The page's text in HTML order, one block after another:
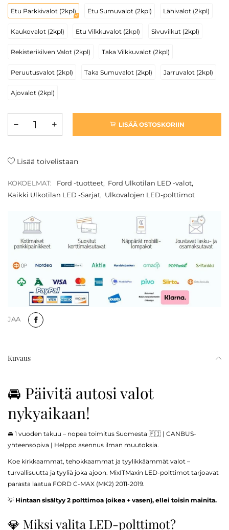
Etu Parkkivalot (2kpl) Etu Sumuvalot (2kpl) Lähivalot (2kpl)
Kaukovalot (2kpl) Etu Vilkkuvalot (2kpl) Sivuvilkut (2kpl)
Rekisterikilven Valot (2kpl) Taka Vilkkuvalot (2kpl)
Peruutusvalot (2kpl) Taka Sumuvalot (2kpl) Jarruvalot (2kpl)
Ajovalot (2kpl)
LISÄÄ OSTOSKORIIN
Lisää toivelistaan
KOKOELMAT: Ford -tuotteet, Ford Ulkotilan LED -valot,
Kaikki Ulkotilan LED -Sarjat, Ulkovalojen LED-polttimot
JAA
Kuvaus
🚘 Päivitä autosi valot
nykyaikaan!
🚘 1 vuoden takuu – nopea toimitus Suomesta 🇫🇮 | CANBUS-
yhteensopiva | Helppo asennus ilman muutoksia.
Koe kirkkaammat, tehokkaammat ja tyylikkäämmät valot –
turvallisuutta ja tyyliä joka ajoon. MixITMaxin LED-polttimot tarjoavat
parasta laatua FORD C-MAX (MK2) 2011-2019.
💡 Hintaan sisältyy 2 polttimoa (oikea + vasen), ellei toisin mainita.
💎 Miksi valita LED-polttimot?